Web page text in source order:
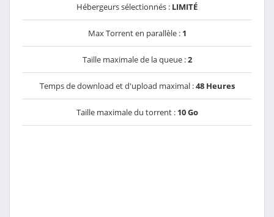
Hébergeurs sélectionnés : LIMITÉ
Max Torrent en parallèle : 1
Taille maximale de la queue :2
Temps de download et d'upload maximal :48 Heures
Taille maximale du torrent : 10 Go